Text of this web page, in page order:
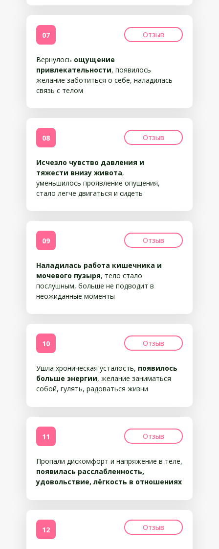
Вернулось ощущение
привлекательности, появилось
желание заботиться о себе, наладилась
связь с телом
07
Исчезло чувство давления и
тяжести внизу живота,
уменьшилось проявление опущения,
стало легче двигаться и сидеть
08
Наладилась работа кишечника и
мочевого пузыря, тело стало
послушным, больше не подводит в
неожиданные моменты
09
Ушла хроническая усталость, появилось
больше энергии, желание заниматься
собой, гулять, радоваться жизни
10
Пропали дискомфорт и напряжение в теле,
появилась расслабленность,
удовольствие, лёгкость в отношениях
11
12
Отзыв
Отзыв
Отзыв
Отзыв
Отзыв
Отзыв